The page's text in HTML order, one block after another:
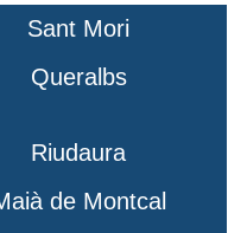
Sant Mori
Queralbs
Riudaura
de Montcal